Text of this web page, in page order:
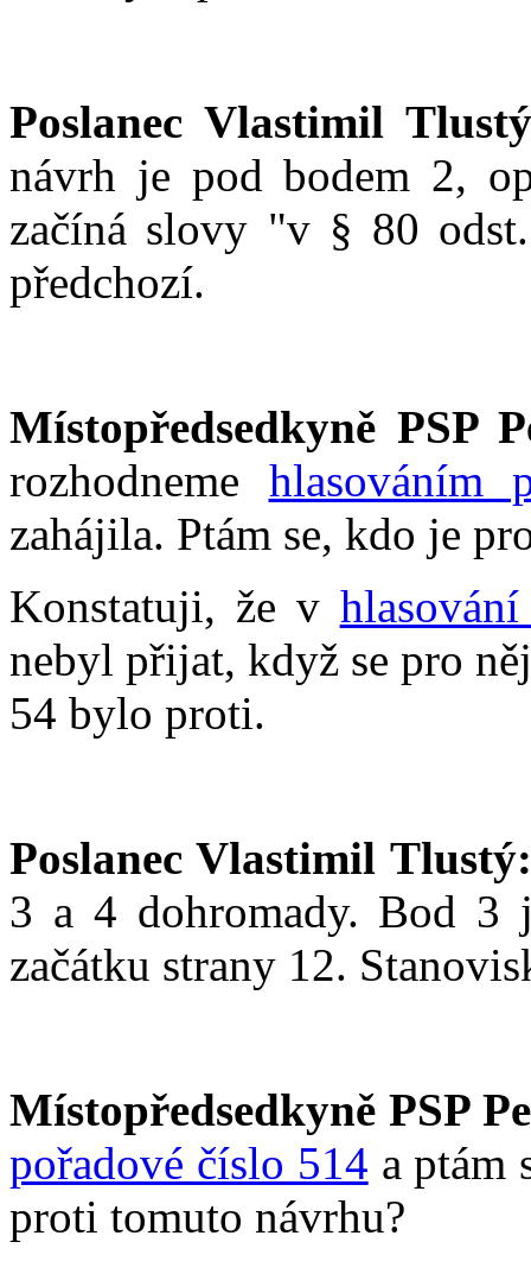
Poslanec Vlastimil
návrh je pod bodem 2,
začíná slovy "v § 80
předchozí.
Místopředsedkyně PSP
rozhodneme hlasováním
zahájila. Ptám se, kdo je
Konstatuji, že v
nebyl přijat, když se pro
54 bylo proti.
Poslanec Vlastimil Tlustý:
3 a 4 dohromady. Bod 3
začátku strany 12.
Místopředsedkyně PSP
pořadové číslo 514 a ptám
proti tomuto návrhu?